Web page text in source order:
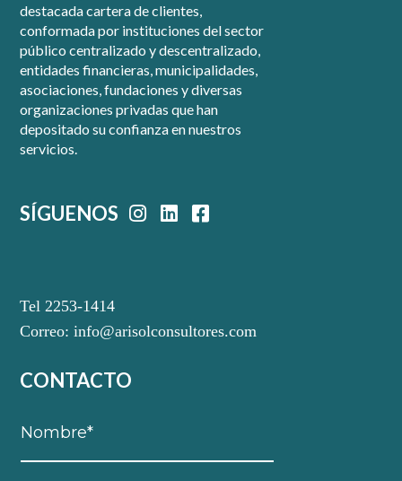
destacada cartera de clientes,
conformada por instituciones del sector
público centralizado y descentralizado,
entidades financieras, municipalidades,
asociaciones, fundaciones y diversas
organizaciones privadas que han
depositado su confianza en nuestros
servicios.
SÍGUENOS
Tel 2253-1414
Correo:info@arisolconsultores.com
CONTACTO